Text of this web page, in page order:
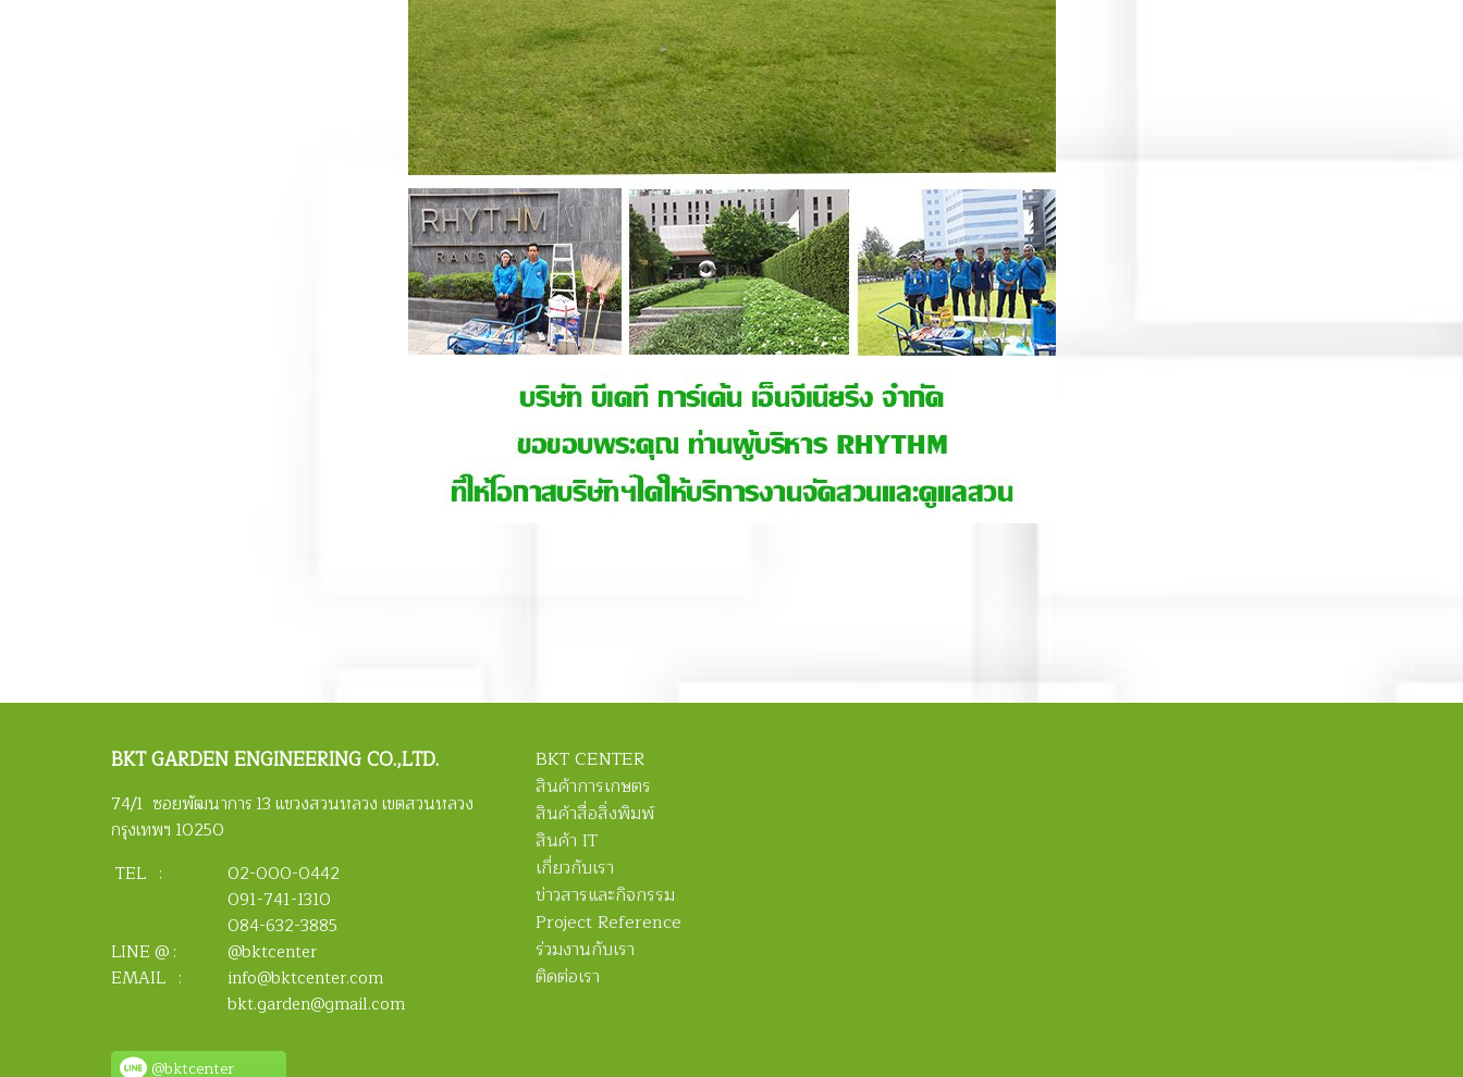
BKTGARDEN ENGINEERING CO.,LTD.
74/1 ซอยพัฒนาการ 13 แขวงสวนหลวง เขตสวนหลวง
กรุงเทพฯ 10250
TEL :
02-000-0442
091-741-1310
084-632-3885
LINE @ :
@bktcenter
EMAIL :
info@bktcenter.com
bkt.garden@gmail.com
@bktcenter
BKT CENTER
สินค้าการเกษตร
สินค้าสื่อสิ่งพิมพ์
สินค้า IT
เกี่ยวกับเรา
ข่าวสารและกิจกรรม
Project Reference
ร่วมงานกับเรา
ติดต่อเรา